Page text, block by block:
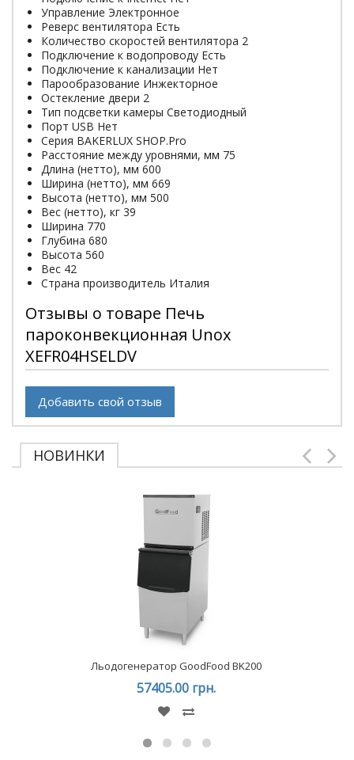
Управление Электронное
Реверс вентилятора Есть
Количество скоростей вентилятора 2
Подключение к водопроводу Есть
Подключение к канализации Нет
Парообразование Инжекторное
Остекление двери 2
Тип подсветки камеры Светодиодный
Порт USB Нет
Серия BAKERLUX SHOP.Pro
Расстояние между уровнями, мм 75
Длина (нетто), мм 600
Ширина (нетто), мм 669
Высота (нетто), мм 500
Вес (нетто), кг 39
Ширина 770
Глубина 680
Высота 560
Вес 42
Страна производитель Италия
Отзывы о товаре Печь
пароконвекционная Unox
XEFR04HSELDV
Добавить свой отзыв
НОВИНКИ
Льодогенератор GoodFood BK200
57405.00 грн.